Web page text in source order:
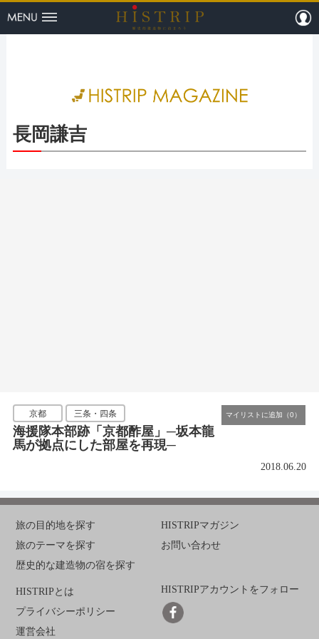
HISTRIP（
長岡謙吉
京都 三条・四条
海援隊本部跡「京都酢屋」─坂本龍
馬が拠点にした部屋を再現─
2018.06.20
旅の目的地を探す
旅のテーマを探す
歴史的な建造物の宿を探す
HISTRIPマガジン
お問い合わせ
HISTRIPとは
プライバシーポリシー
運営会社
HISTRIPアカウントをフォロー